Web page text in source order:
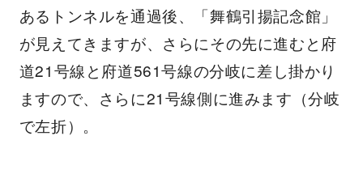
あるトンネルを通過後、「舞鶴引揚記念館」
が見えてきますが、さらにその先に進むと府
道21号線と府道561号線の分岐に差し掛かり
ますので、さらに21号線側に進みます（分岐
で左折）。